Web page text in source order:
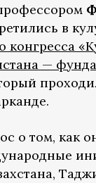
в
—
о том, как